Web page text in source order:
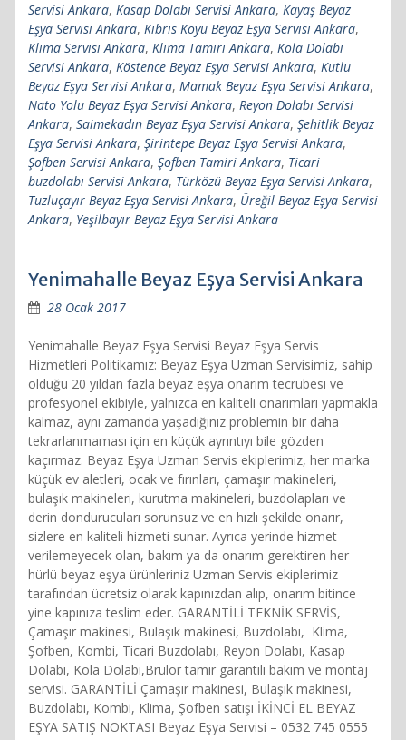
Servisi Ankara, Kasap Dolabı Servisi Ankara, Kayaş Beyaz
Eşya Servisi Ankara, Kıbrıs Köyü Beyaz Eşya Servisi Ankara,
Klima Servisi Ankara, Klima Tamiri Ankara, Kola Dolabı
Servisi Ankara, Köstence Beyaz Eşya Servisi Ankara, Kutlu
Beyaz Eşya Servisi Ankara, Mamak Beyaz Eşya Servisi Ankara,
Nato Yolu Beyaz Eşya Servisi Ankara, Reyon Dolabı Servisi
Ankara, Saimekadın Beyaz Eşya Servisi Ankara, Şehitlik Beyaz
Eşya Servisi Ankara, Şirintepe Beyaz Eşya Servisi Ankara,
Şofben Servisi Ankara, Şofben Tamiri Ankara, Ticari
buzdolabı Servisi Ankara, Türközü Beyaz Eşya Servisi Ankara,
Tuzluçayır Beyaz Eşya Servisi Ankara, Üreğil Beyaz Eşya Servisi
Ankara, Yeşilbayır Beyaz Eşya Servisi Ankara
Yenimahalle Beyaz Eşya Servisi Ankara
28 Ocak 2017
Yenimahalle Beyaz Eşya Servisi Beyaz Eşya Servis
Hizmetleri Politikamız: Beyaz Eşya Uzman Servisimiz, sahip
olduğu 20 yıldan fazla beyaz eşya onarım tecrübesi ve
profesyonel ekibiyle, yalnızca en kaliteli onarımları yapmakla
kalmaz, aynı zamanda yaşadığınız problemin bir daha
tekrarlanmaması için en küçük ayrıntıyı bile gözden
kaçırmaz. Beyaz Eşya Uzman Servis ekiplerimiz, her marka
küçük ev aletleri, ocak ve fırınları, çamaşır makineleri,
bulaşık makineleri, kurutma makineleri, buzdolapları ve
derin dondurucuları sorunsuz ve en hızlı şekilde onarır,
sizlere en kaliteli hizmeti sunar. Ayrıca yerinde hizmet
verilemeyecek olan, bakım ya da onarım gerektiren her
hürlü beyaz eşya ürünleriniz Uzman Servis ekiplerimiz
tarafından ücretsiz olarak kapınızdan alıp, onarım bitince
yine kapınıza teslim eder. GARANTİLİ TEKNİK SERVİS,
Çamaşır makinesi, Bulaşık makinesi, Buzdolabı, Klima,
Şofben, Kombi, Ticari Buzdolabı, Reyon Dolabı, Kasap
Dolabı, Kola Dolabı,Brülör tamir garantili bakım ve montaj
servisi. GARANTİLİ Çamaşır makinesi, Bulaşık makinesi,
Buzdolabı, Kombi, Klima, Şofben satışı İKİNCİ EL BEYAZ
EŞYA SATIŞ NOKTASI Beyaz Eşya Servisi – 0532 745 0555